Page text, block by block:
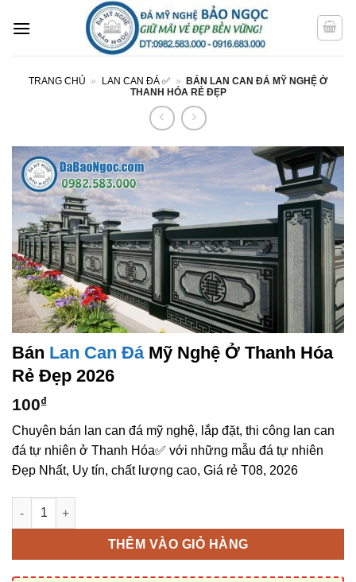
qua
TRANG CHỦ » LAN CAN ĐÁ ✅ »
BÁN LAN CAN ĐÁ MỸ NGHỆ Ở
THANH HÓA RẺ ĐẸP
Bán Lan Can ĐáMỹ Nghệ Ở Thanh Hóa
Rẻ Đẹp 2026
100₫
Chuyên bán lan can đá mỹ nghệ, lắp đặt, thi công lan can
đá tự nhiên ở Thanh Hóa✅ với những mẫu đá tự nhiên
Đẹp Nhất, Uy tín, chất lượng cao, Giá rẻ T08, 2026
Bán lan can đá mỹ nghệ ở Thanh Hóa rẻ đẹp số lượng
THÊM VÀO GIỎ HÀNG